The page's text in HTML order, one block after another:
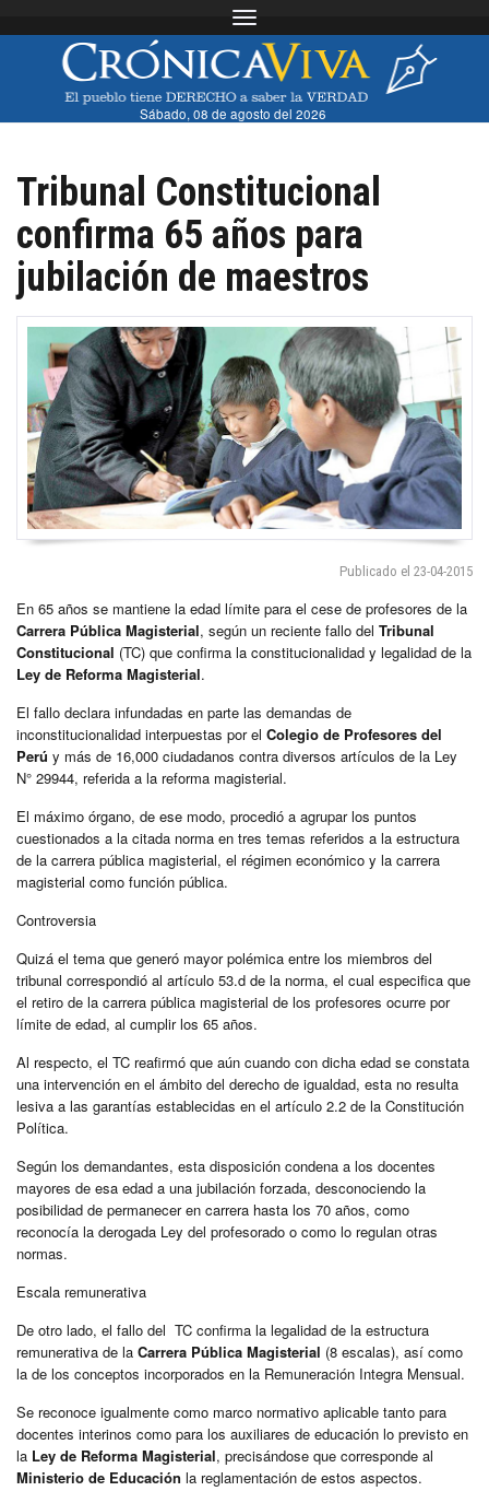
Toggle navigation
Sábado, 08 de agosto del 2026
Tribunal Constitucional
confirma 65 años para
jubilación de maestros
Publicado el 23-04-2015
En 65 años se mantiene la edad límite para el cese de profesores de la
Carrera Pública Magisterial, según un reciente fallo del Tribunal
Constitucional (TC) que confirma la constitucionalidad y legalidad de la
Ley de Reforma Magisterial.
El fallo declara infundadas en parte las demandas de
inconstitucionalidad interpuestas por el Colegio de Profesores del
Perú y más de 16,000 ciudadanos contra diversos artículos de la Ley
N° 29944, referida a la reforma magisterial.
El máximo órgano, de ese modo, procedió a agrupar los puntos
cuestionados a la citada norma en tres temas referidos a la estructura
de la carrera pública magisterial, el régimen económico y la carrera
magisterial como función pública.
Controversia
Quizá el tema que generó mayor polémica entre los miembros del
tribunal correspondió al artículo 53.d de la norma, el cual especifica que
el retiro de la carrera pública magisterial de los profesores ocurre por
límite de edad, al cumplir los 65 años.
Al respecto, el TC reafirmó que aún cuando con dicha edad se constata
una intervención en el ámbito del derecho de igualdad, esta no resulta
lesiva a las garantías establecidas en el artículo 2.2 de la Constitución
Política.
Según los demandantes, esta disposición condena a los docentes
mayores de esa edad a una jubilación forzada, desconociendo la
posibilidad de permanecer en carrera hasta los 70 años, como
reconocía la derogada Ley del profesorado o como lo regulan otras
normas.
Escala remunerativa
De otro lado, el fallo del TC confirma la legalidad de la estructura
remunerativa de la Carrera Pública Magisterial (8 escalas), así como
la de los conceptos incorporados en la Remuneración Integra Mensual.
Se reconoce igualmente como marco normativo aplicable tanto para
docentes interinos como para los auxiliares de educación lo previsto en
la Ley de Reforma Magisterial, precisándose que corresponde al
Ministerio de Educación la reglamentación de estos aspectos.